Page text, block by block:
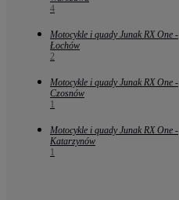
4
Motocykle i quady Junak RX One -
Łochów
2
Motocykle i quady Junak RX One -
Czosnów
1
Motocykle i quady Junak RX One -
Katarzynów
1